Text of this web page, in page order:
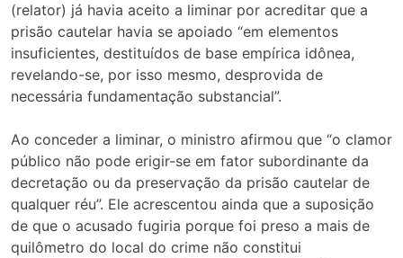
(relator) já havia aceito a liminar por acreditar que a
prisão cautelar havia se apoiado “em elementos
insuficientes, destituídos de base empírica idônea,
revelando-se, por isso mesmo, desprovida de
necessária fundamentação substancial”.
Ao conceder a liminar, o ministro afirmou que “o clamor
público não pode erigir-se em fator subordinante da
decretação ou da preservação da prisão cautelar de
qualquer réu”. Ele acrescentou ainda que a suposição
de que o acusado fugiria porque foi preso a mais de
quilômetro do local do crime não constitui